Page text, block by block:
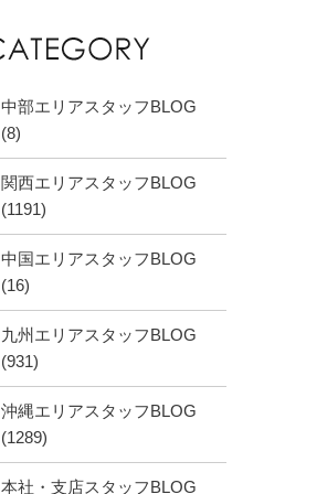
中部エリアスタッフBLOG
(8)
関西エリアスタッフBLOG
(1191)
中国エリアスタッフBLOG
(16)
九州エリアスタッフBLOG
(931)
沖縄エリアスタッフBLOG
(1289)
本社・支店スタッフBLOG